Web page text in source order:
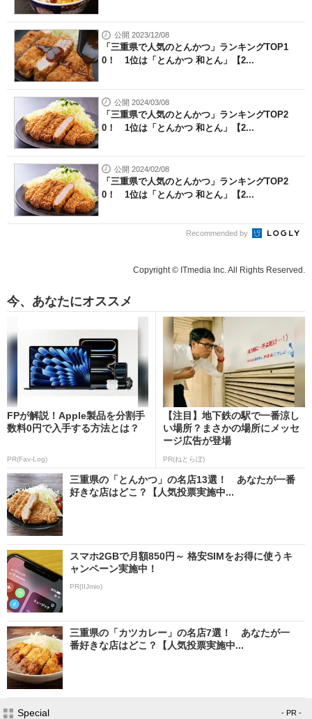
公開 2023/12/08
「三重県で人気のとんかつ」ランキングTOP1
0！ 1位は「とんかつ 和とん」【2...
公開 2024/03/08
「三重県で人気のとんかつ」ランキングTOP2
0！ 1位は「とんかつ 和とん」【2...
公開 2024/02/08
「三重県で人気のとんかつ」ランキングTOP2
0！ 1位は「とんかつ 和とん」【2...
Recommended by
Copyright © ITmedia Inc. All Rights Reserved.
今、あなたにオススメ
FPが解説！Apple製品を分割手
数料0円で入手する方法とは？
PR(Fav-Log)
【注目】地下鉄の駅で一番涼し
い場所？まさかの場所にメッセ
ージ広告が登場
PR(ねとらぼ)
三重県の「とんかつ」の名店13選！ あなたが一番
好きな店はどこ？【人気投票実施中...
スマホ2GBで月額850円～ 格安SIMをお得に使うキ
ャンペーン実施中！
PR(IIJmio)
三重県の「カツカレー」の名店7選！ あなたが一
番好きな店はどこ？【人気投票実施中...
Special - PR -